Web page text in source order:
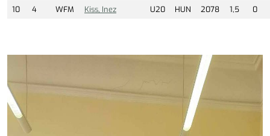
10
4 WFM Kiss, Inez U20 HUN 2078 1,5 0